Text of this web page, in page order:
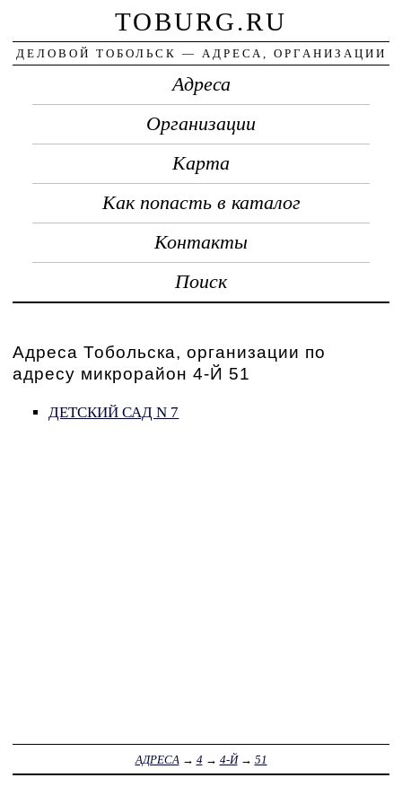
TOBURG.RU
ДЕЛОВОЙ ТОБОЛЬСК — АДРЕСА, ОРГАНИЗАЦИИ
Адреса
Организации
Карта
Как попасть в каталог
Контакты
Поиск
Адреса Тобольска, организации по
адресу микрорайон 4-Й 51
ДЕТСКИЙ САД N 7
АДРЕСА → 4→ 4-Й→ 51